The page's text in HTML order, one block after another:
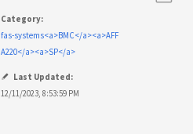
Category:
fas-systems<a>BMC</a><a>AFF
A220</a><a>SP</a>
Last Updated:
12/11/2023, 8:53:59 PM